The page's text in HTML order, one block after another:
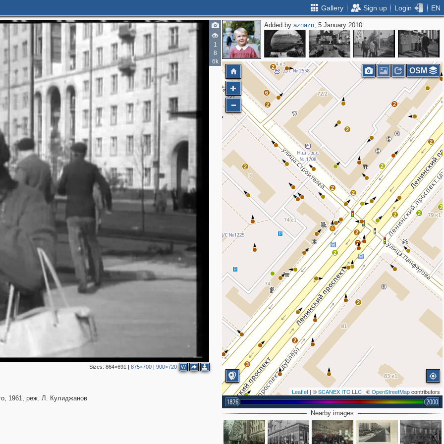
Gallery Sign up Login EN
1
8
6k
Sizes: 864×691 | 875×700| 900×720 W
1961, реж. Л. Кулиджанов
Added byaznazn, 5 January 2010
4
2
2
2
2
2
2
2
2
2
2
2 2
2
2
2
2
2
2
6
3
2
Leaflet | ©SCANEX ITC LLC | ©OpenStreetMapcontributors
1826 2000
OSM
Nearby images